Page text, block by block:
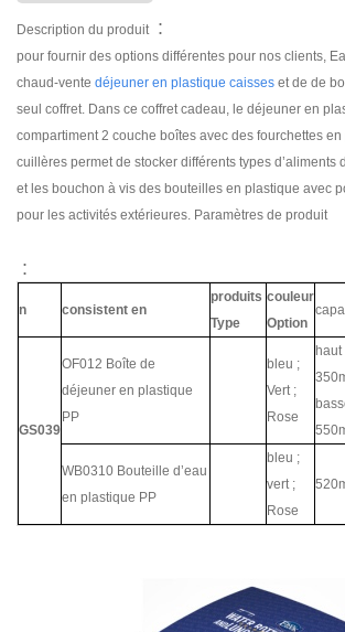
Description du produit :
pour fournir des options différentes pour nos clients,
chaud-vente déjeuner en plastique caisses etde de
seul coffret. Dans ce coffret cadeau, le déjeuner en
compartiment 2 couche boîtes avec des fourchettes
cuillères permet de stocker différents types d’aliments
et les bouchon à vis des bouteilles en plastique avec
pour les activités extérieures. Paramètres de produit
:
n consistent en
produits
Type
couleur
Option
GS039
OF012 Boîte de
déjeuner en plastique
PP
bleu ;
Vert ;
Rose
haut
WB0310 Bouteille d’eau
en plastique PP
bleu ;
vert ;
Rose